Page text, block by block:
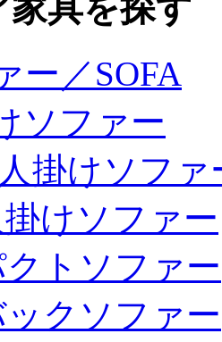
具を探す
ー／SOFA
ソファー
掛けソファ
けソファー
トソファー
クソファー